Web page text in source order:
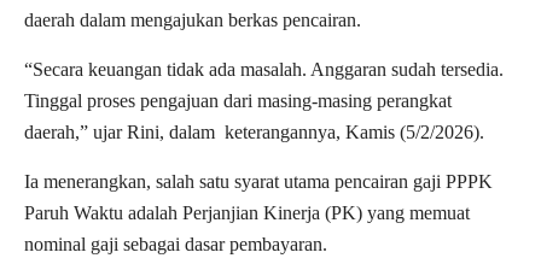
daerah dalam mengajukan berkas pencairan.
“Secara keuangan tidak ada masalah. Anggaran sudah tersedia.
Tinggal proses pengajuan dari masing-masing perangkat
daerah,” ujar Rini, dalam keterangannya, Kamis (5/2/2026).
Ia menerangkan, salah satu syarat utama pencairan gaji PPPK
Paruh Waktu adalah Perjanjian Kinerja (PK) yang memuat
nominal gaji sebagai dasar pembayaran.